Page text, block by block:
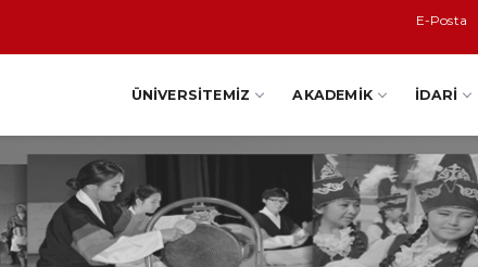
E-Posta
ÜNIVERSITEMIZ AKADEMIK İDARI